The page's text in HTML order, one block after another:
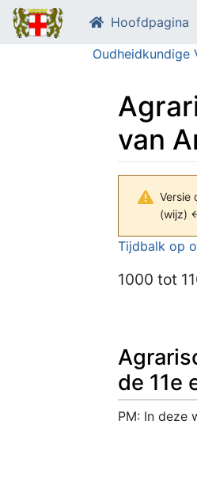
Hoofdpagina
Oudheidkundige
van
Versie
(wijz)
Ga naar:
Tijdbalk op
1000 tot
de 11e
PM: In deze